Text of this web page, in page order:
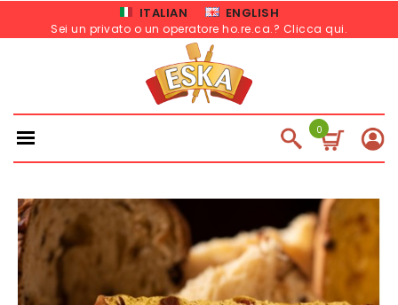
ITALIAN ENGLISH
Sei un privato o un operatore ho.re.ca.? Clicca qui.
0